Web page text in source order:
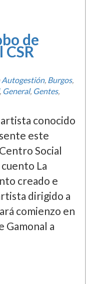
de
Autogestión, Burgos,
, General, Gentes,
conocido
este
Social
La
creado e
dirigido a
comienzo en
Gamonal a